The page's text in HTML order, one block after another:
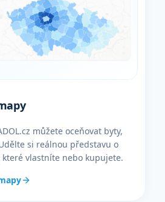
můžete oceňovat byty,
si reálnou představu o
vlastníte nebo kupujete.